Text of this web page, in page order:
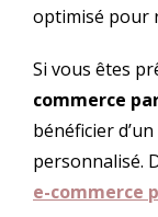
optimisé pour
Si vous êtes
commerce
bénéficier
personnalisé.
e-commerce